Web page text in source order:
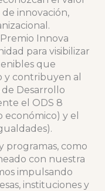
innovación,
Innova
para visibilizar
que
y contribuyen al
Desarrollo
el ODS 8
y el
programas, como
con nuestra
impulsando
instituciones y